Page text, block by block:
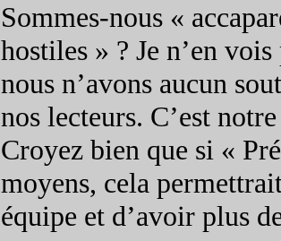
Sommes-nous «
hostiles » ? Je n’en
nous n’avons aucun
nos lecteurs. C’est
Croyez bien que si «
moyens, cela
équipe et d’avoir plus